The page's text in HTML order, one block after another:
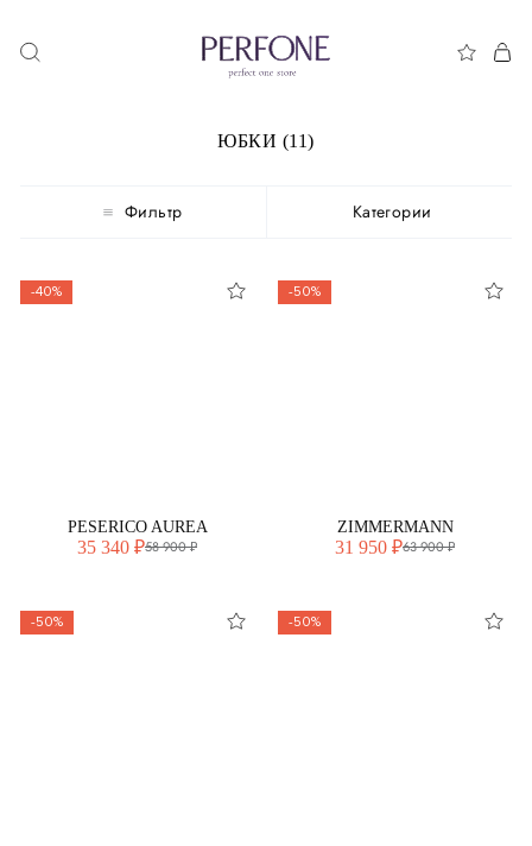
ЮБКИ (11)
Фильтр Категории
-40%
PESERICO AUREA
35 340 ₽58 900 ₽
-50%
ZIMMERMANN
31 950 ₽63 900 ₽
-50% -50%